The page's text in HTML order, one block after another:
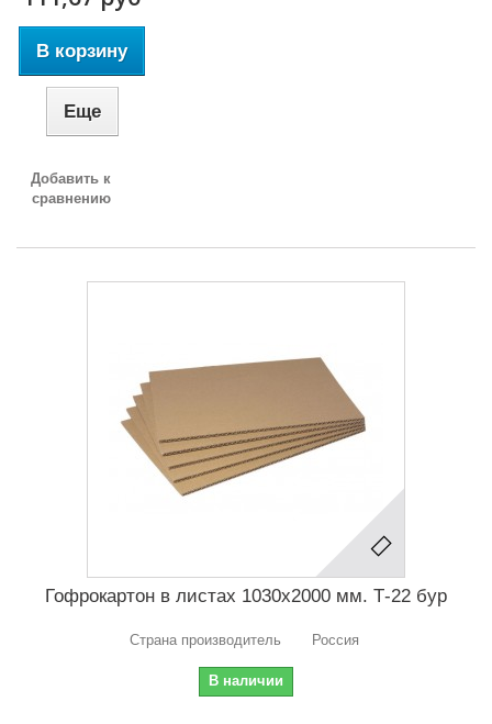
В корзину
Еще
Добавить к
сравнению
Гофрокартон в листах 1030х2000 мм. Т-22 бур
Страна производитель Россия
В наличии